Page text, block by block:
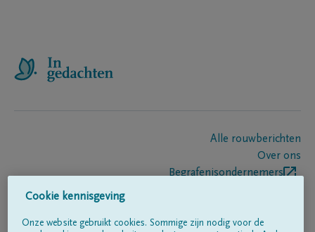
Alle rouwberichten
Over ons
Begrafenisondernemers
Cookie kennisgeving
Onze website gebruikt cookies. Sommige zijn nodig voor de